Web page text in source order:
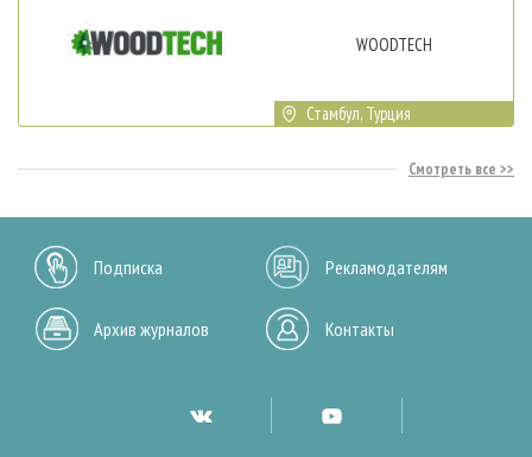
WOODTECH
Стамбул, Турция
Смотреть все
Подписка Рекламодателям
Архив журналов Контакты